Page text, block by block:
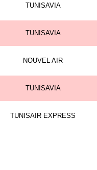
TUNISAVIA
TUNISAVIA
NOUVEL AIR
TUNISAVIA
TUNISAIR EXPRESS